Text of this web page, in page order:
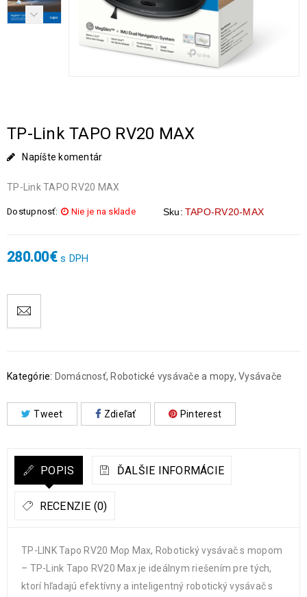
TP-Link TAPO RV20 MAX
Napíšte komentár
TP-Link TAPO RV20 MAX
Dostupnosť: Nie je na sklade Sku: TAPO-RV20-MAX
280.00€ s DPH
Kategórie: Domácnosť, Robotické vysávače a mopy, Vysávače
Tweet Zdieľať Pinterest
POPIS ĎALŠIE INFORMÁCIE
RECENZIE (0)
TP-LINK Tapo RV20 Mop Max, Robotický vysávač s mopom
– TP-Link Tapo RV20 Max je ideálnym riešením pre tých,
ktorí hľadajú efektívny a inteligentný robotický vysávač s